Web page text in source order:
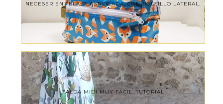
NECESER EN TELA PLASTIFICADA, CON BOLSILLO LATERAL.
FALDA MIDI MUY FÁCIL. TUTORIAL